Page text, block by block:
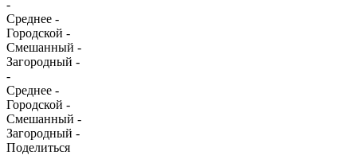
-
Среднее -
Городской -
Смешанный -
Загородный -
-
Среднее -
Городской -
Смешанный -
Загородный -
Поделиться